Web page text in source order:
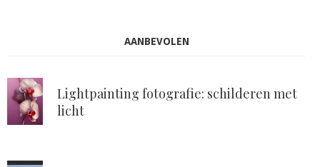
AANBEVOLEN
Lightpainting fotografie: schilderen met
licht